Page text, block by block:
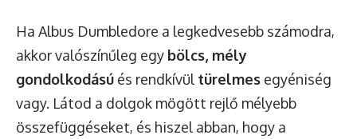
Ha Albus Dumbledore a legkedvesebb számodra,
akkor valószínűleg egy bölcs, mély
gondolkodású és rendkívül türelmes egyéniség
vagy. Látod a dolgok mögött rejlő mélyebb
összefüggéseket, és hiszel abban, hogy a